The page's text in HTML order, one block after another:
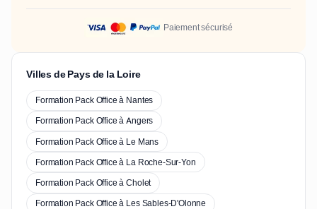
Paiement sécurisé
Villes de Pays de la Loire
Formation Pack Office à Nantes
Formation Pack Office à Angers
Formation Pack Office à Le Mans
Formation Pack Office à La Roche-Sur-Yon
Formation Pack Office à Cholet
Formation Pack Office à Les Sables-D'Olonne